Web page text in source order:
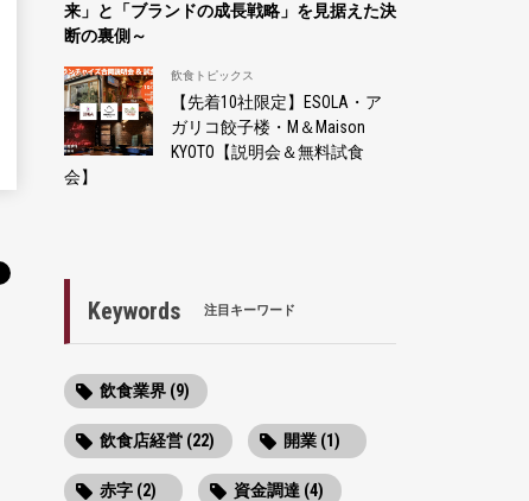
来」と「ブランドの成長戦略」を見据えた決
断の裏側～
飲食トピックス
【先着10社限定】ESOLA・ア
ガリコ餃子楼・M＆Maison
KYOTO【説明会＆無料試食
会】
Keywords 注目キーワード
飲食業界 (9)
飲食店経営 (22) 開業 (1)
赤字 (2) 資金調達 (4)